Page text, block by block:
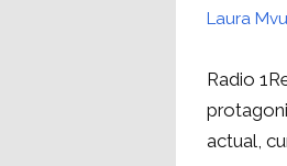
Laura
Radio
actual,